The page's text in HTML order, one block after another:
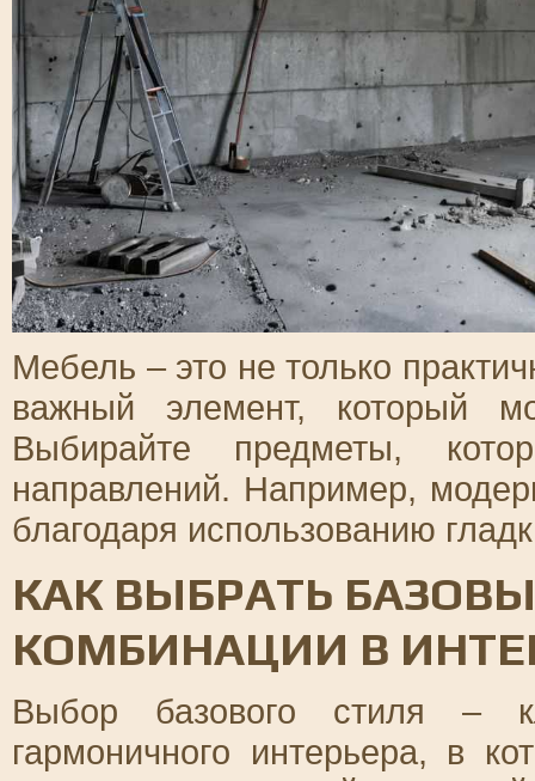
Мебель – это не только
важный элемент, который
Выбирайте предметы,
направлений. Например,
благодаря использованию
КАК ВЫБРАТЬ
КОМБИНАЦИИ В
Выбор базового стиля –
гармоничного интерьера, в